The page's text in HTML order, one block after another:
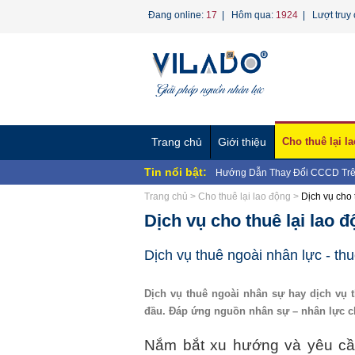
Đang online: 17 | Hôm qua: 1924 | Lượt truy
Trang chủ Giới thiệu Cho thuê lại
Tin nổi bật:
Hướng Dẫn Thay Đổi CCCD
NHÂN...
Chương trình "Giọt nước
CÔNG TY TNHH MTV VÌ LAO
VỀ...
CÔNG TY TNHH MTV VÌ LAO
Dịch vụ Hợp Thức Hóa Lao
Phương án tinh gọn bộ máy Bộ
Trang chủ > Cho thuê lại lao động > Dịch vụ
Dịch vụ cho thuê lại lao
Dịch vụ thuê ngoài nhân lực -
Dịch vụ thuê ngoài nhân sự hay dịch
đầu. Đáp ứng nguồn nhân sự – nhân lực
Nắm bắt xu hướng và yêu